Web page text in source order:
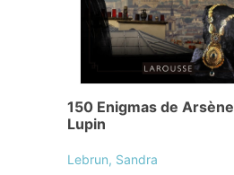
150 Enigmas de Arsène
Lupin
Lebrun, Sandra